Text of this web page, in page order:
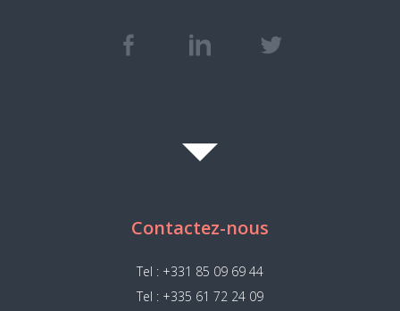
Contactez-nous
Tel : +331 85 09 69 44
Tel : +335 61 72 24 09